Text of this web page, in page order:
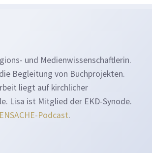
und Medienwissenschaftlerin.
Begleitung von Buchprojekten.
liegt auf kirchlicher
Lisa ist Mitglied der EKD-Synode.
Podcast.